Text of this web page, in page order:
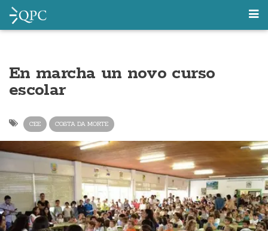
En marcha un novo curso
escolar
CEE COSTA DA MORTE